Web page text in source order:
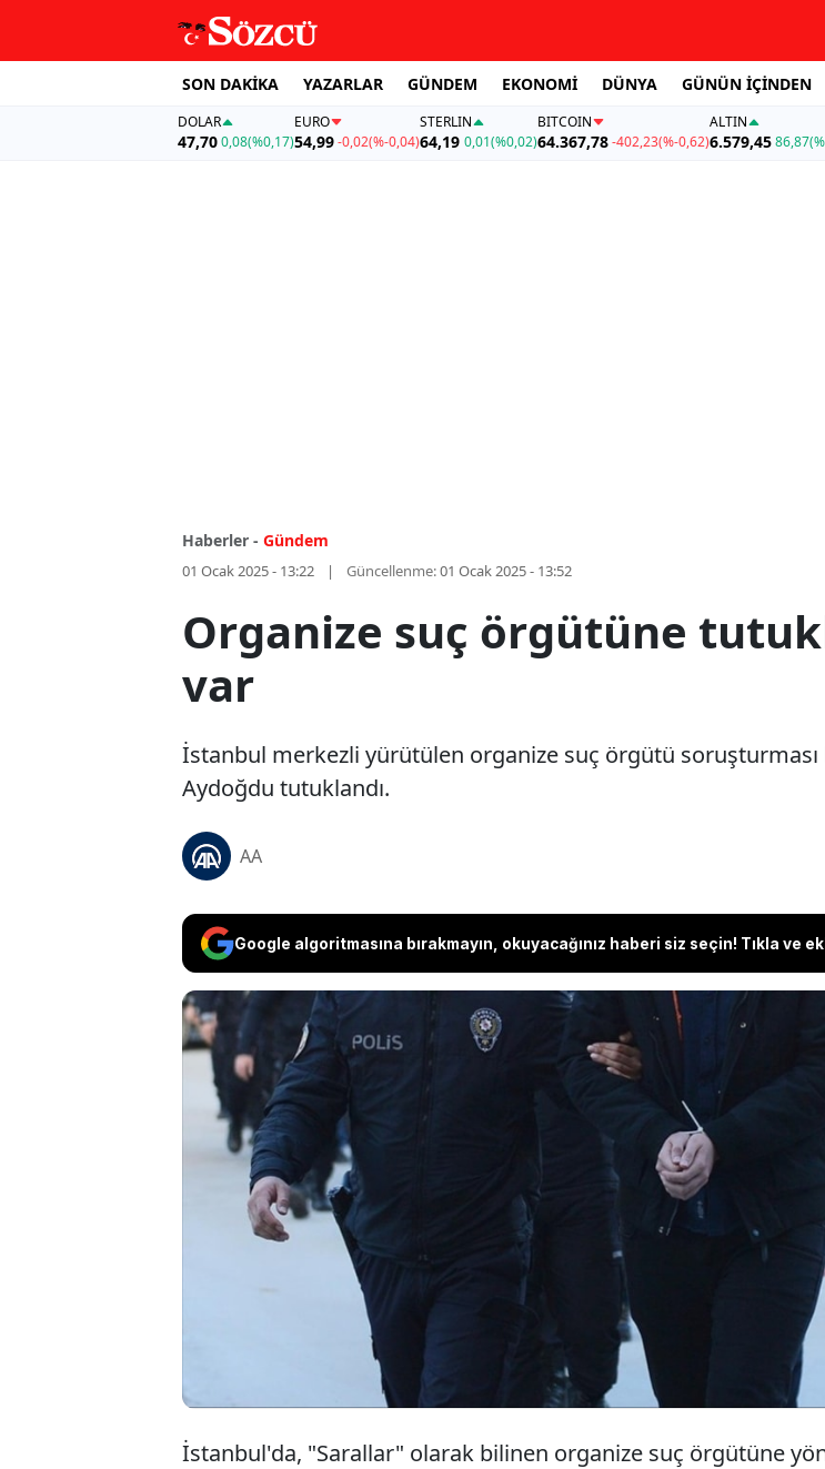
SON DAKİKA YAZARLAR GÜNDEM EKONOMİ DÜNYA GÜNÜN İÇİNDEN
DOLAR
47,700,08(%0,17)
EURO
54,99 -0,02(%-0,04)
STERLIN
64,19 0,01(%0,02)
BITCOIN
64.367,78-402,23(%-0,62)
ALTIN
6.579,4586,87
Haberler - Gündem
01 Ocak 2025 - 13:22 Güncellenme:01 Ocak 2025 - 13:52
Organize suç örgütüne
var
İstanbul merkezli yürütülen organize suç örgütü soruşturması
Aydoğdu tutuklandı.
AA
Google algoritmasına bırakmayın, okuyacağınız haberi siz seçin! Tıkla ve
İstanbul merkezli yürütülen organize
soruşturması kapsamında, Fiko
Fikret Aydoğdu tutuklandı.
İstanbul'da, "Sarallar" olarak bilinen organize suç örgütüne